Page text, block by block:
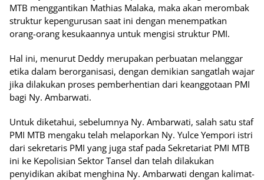
MTB menggantikan Mathias Malaka, maka akan merombak
struktur kepengurusan saat ini dengan menempatkan
orang-orang kesukaannya untuk mengisi struktur PMI.
Hal ini, menurut Deddy merupakan perbuatan melanggar
etika dalam berorganisasi, dengan demikian sangatlah wajar
jika dilakukan proses pemberhentian dari keanggotaan PMI
bagi Ny. Ambarwati.
Untuk diketahui, sebelumnya Ny. Ambarwati, salah satu staf
PMI MTB mengaku telah melaporkan Ny. Yulce Yempori istri
dari sekretaris PMI yang juga staf pada Sekretariat PMI MTB
ini ke Kepolisian Sektor Tansel dan telah dilakukan
penyidikan akibat menghina Ny. Ambarwati dengan kalimat-